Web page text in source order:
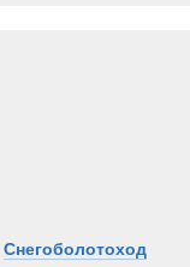
Снегоболотоход